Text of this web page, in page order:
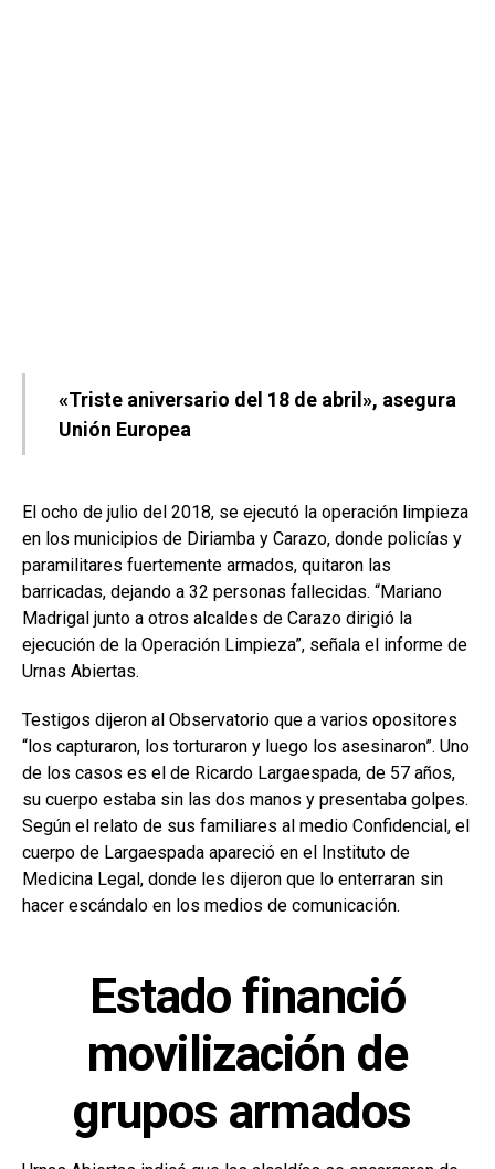
«Triste aniversario del 18 de abril», asegura
Unión Europea
El ocho de julio del 2018, se ejecutó la operación limpieza
en los municipios de Diriamba y Carazo, donde policías y
paramilitares fuertemente armados, quitaron las
barricadas, dejando a 32 personas fallecidas. “Mariano
Madrigal junto a otros alcaldes de Carazo dirigió la
ejecución de la Operación Limpieza”, señala el informe de
Urnas Abiertas.
Testigos dijeron al Observatorio que a varios opositores
“los capturaron, los torturaron y luego los asesinaron”. Uno
de los casos es el de Ricardo Largaespada, de 57 años,
su cuerpo estaba sin las dos manos y presentaba golpes.
Según el relato de sus familiares al medio Confidencial, el
cuerpo de Largaespada apareció en el Instituto de
Medicina Legal, donde les dijeron que lo enterraran sin
hacer escándalo en los medios de comunicación.
Estado financió
movilización de
grupos armados